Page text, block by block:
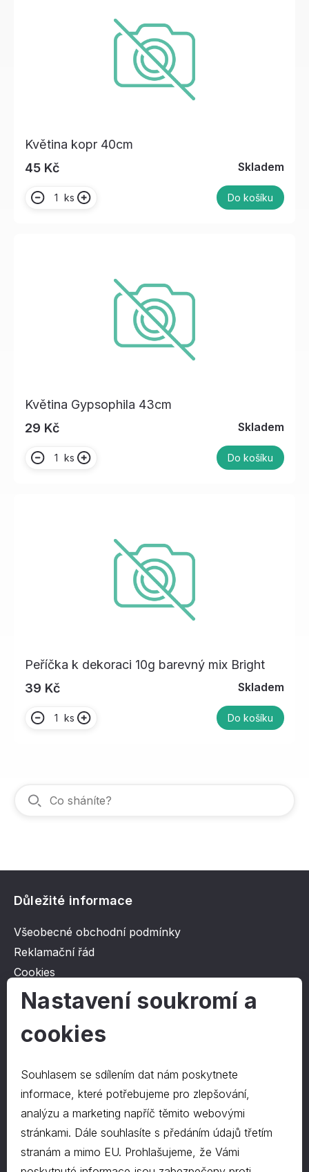
Květina kopr 40cm
45 Kč
Skladem
ks Do košíku
Květina Gypsophila 43cm
29 Kč
Skladem
ks Do košíku
Peříčka k dekoraci 10g barevný mix Bright
39 Kč
Skladem
ks Do košíku
Důležité informace
Všeobecné obchodní podmínky
Reklamační řád
Cookies
Ochrana osobních údajů
O společnosti
Kontakt
O nás
Kontakty
Nastavení soukromí a
cookies
Souhlasem se sdílením dat nám poskytnete
informace, které potřebujeme pro zlepšování,
analýzu a marketing napříč těmito webovými
stránkami. Dále souhlasíte s předáním údajů třetím
stranám a mimo EU. Prohlašujeme, že Vámi